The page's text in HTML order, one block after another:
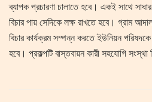
ব্যাপক প্রচারণা চালাতে হবে। একই সাথে
বিচার পায় সেদিকে লক্ষ রাখতে হবে। গ্রাম
বিচার কার্যক্রম সম্পন্ন করতে ইউনিয়ন
হবে। প্রকল্পটি বাস্তবায়ন কারী সহযোগি